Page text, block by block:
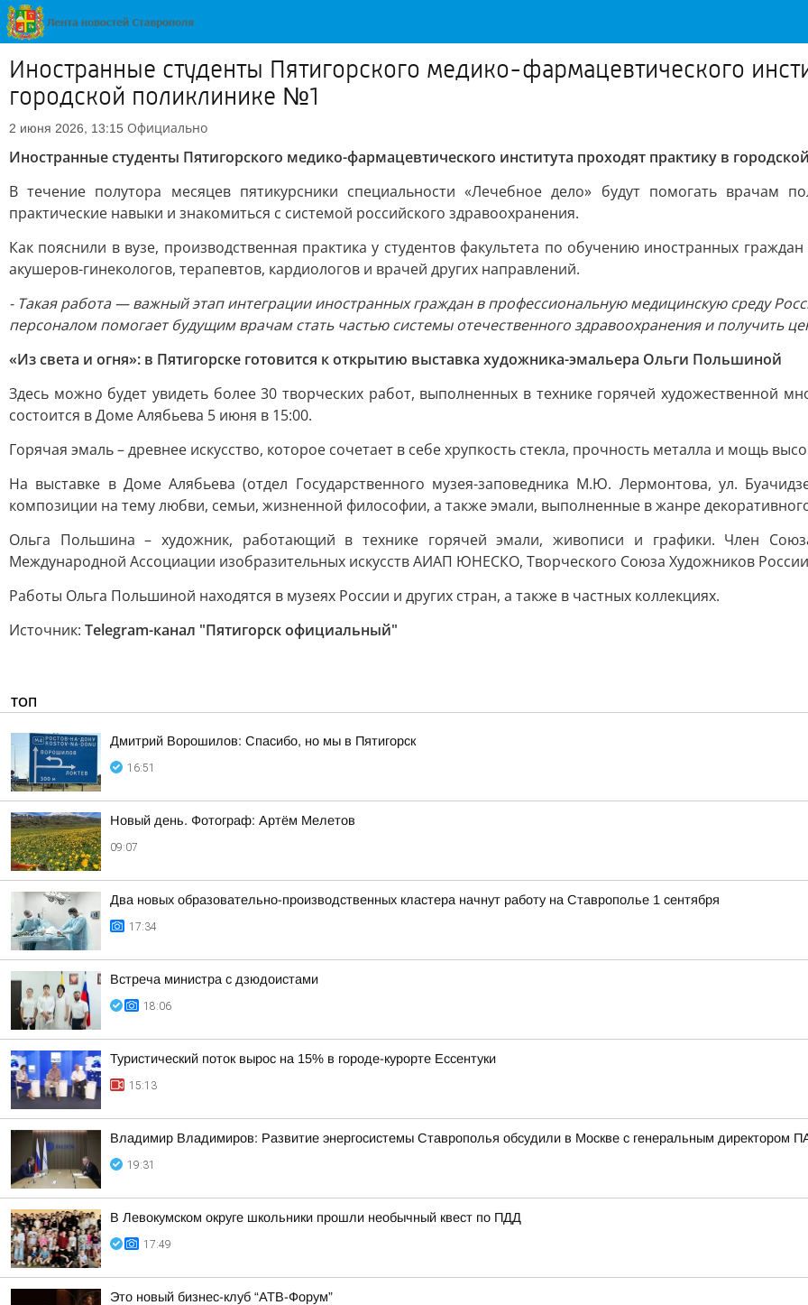
Иностранные студенты Пятигорского медико-фармацевтического
городской поликлинике №1
2 июня 2026, 13:15 Официально
Иностранные студенты Пятигорского медико-фармацевтического института проходят практику в
В течение полутора месяцев пятикурсники специальности «Лечебное дело» будут помогать врачам
практические навыки и знакомиться с системой российского здравоохранения.
Как пояснили в вузе, производственная практика у студентов факультета по обучению иностранных
акушеров-гинекологов, терапевтов, кардиологов и врачей других направлений.
- Такая работа — важный этап интеграции иностранных граждан в профессиональную медицинскую среду
персоналом помогает будущим врачам стать частью системы отечественного здравоохранения и получить
«Из света и огня»: в Пятигорске готовится к открытию выставка художника-эмальера Ольги Польшиной
Здесь можно будет увидеть более 30 творческих работ, выполненных в технике горячей художественной
состоится в Доме Алябьева 5 июня в 15:00.
Горячая эмаль – древнее искусство, которое сочетает в себе хрупкость стекла, прочность металла и мощь
На выставке в Доме Алябьева (отдел Государственного музея-заповедника М.Ю. Лермонтова, ул.
композиции на тему любви, семьи, жизненной философии, а также эмали, выполненные в жанре
Ольга Польшина – художник, работающий в технике горячей эмали, живописи и графики. Член
Международной Ассоциации изобразительных искусств АИАП ЮНЕСКО, Творческого Союза Художников
Работы Ольга Польшиной находятся в музеях России и других стран, а также в частных коллекциях.
Источник: Telegram-канал "Пятигорск официальный"
ТОП
Дмитрий Ворошилов: Спасибо, но мы в Пятигорск
16:51
Новый день. Фотограф: Артём Мелетов
09:07
Два новых образовательно-производственных кластера начнут работу на Ставрополье 1 сентября
17:34
Встреча министра с дзюдоистами
18:06
Туристический поток вырос на 15% в городе-курорте Ессентуки
15:13
Владимир Владимиров: Развитие энергосистемы Ставрополья обсудили в Москве с генеральным
19:31
В Левокумском округе школьники прошли необычный квест по ПДД
17:49
Это новый бизнес-клуб “АТВ-Форум”